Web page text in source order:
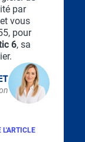
par
vous
pour
6, sa
L'ARTICLE